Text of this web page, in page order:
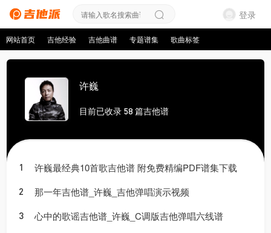
登录
网站首页 吉他经验 吉他曲谱 专题谱集 歌曲标签
许巍
目前已收录58 篇吉他谱
许巍最经典10首歌吉他谱 附免费精编PDF谱集下载
那一年吉他谱_许巍_吉他弹唱演示视频
心中的歌谣吉他谱_许巍_C调版吉他弹唱六线谱